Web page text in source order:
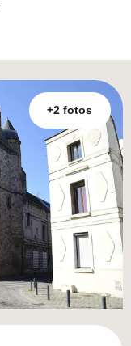
+2 fotos